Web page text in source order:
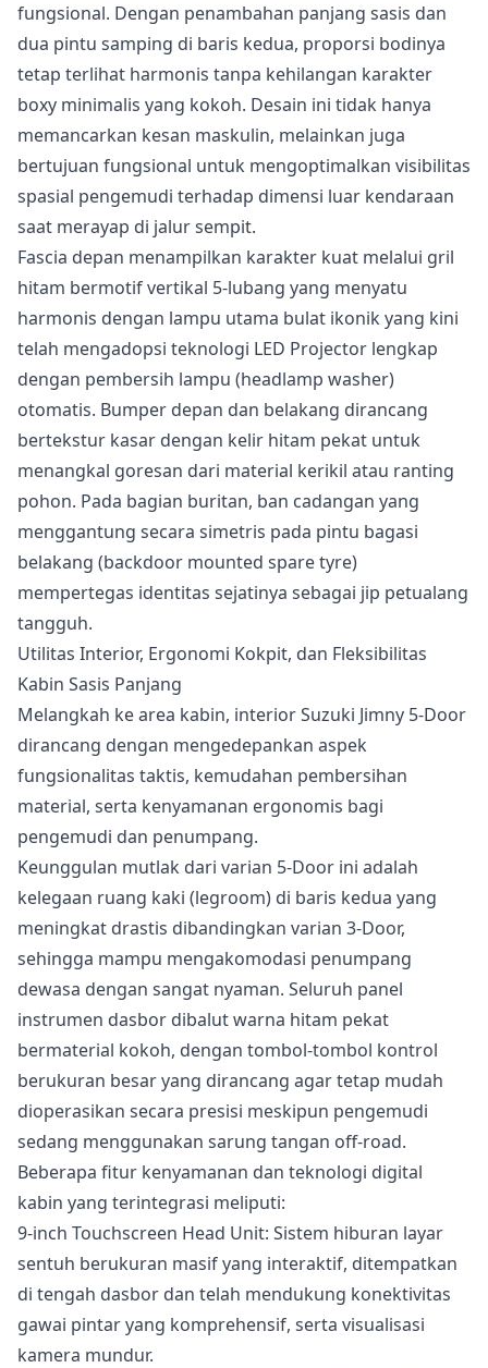
fungsional. Dengan penambahan panjang sasis dan
dua pintu samping di baris kedua, proporsi bodinya
tetap terlihat harmonis tanpa kehilangan karakter
boxy minimalis yang kokoh. Desain ini tidak hanya
memancarkan kesan maskulin, melainkan juga
bertujuan fungsional untuk mengoptimalkan visibilitas
spasial pengemudi terhadap dimensi luar kendaraan
saat merayap di jalur sempit.
Fascia depan menampilkan karakter kuat melalui gril
hitam bermotif vertikal 5-lubang yang menyatu
harmonis dengan lampu utama bulat ikonik yang kini
telah mengadopsi teknologi LED Projector lengkap
dengan pembersih lampu (headlamp washer)
otomatis. Bumper depan dan belakang dirancang
bertekstur kasar dengan kelir hitam pekat untuk
menangkal goresan dari material kerikil atau ranting
pohon. Pada bagian buritan, ban cadangan yang
menggantung secara simetris pada pintu bagasi
belakang (backdoor mounted spare tyre)
mempertegas identitas sejatinya sebagai jip petualang
tangguh.
Utilitas Interior, Ergonomi Kokpit, dan Fleksibilitas
Kabin Sasis Panjang
Melangkah ke area kabin, interior Suzuki Jimny 5-Door
dirancang dengan mengedepankan aspek
fungsionalitas taktis, kemudahan pembersihan
material, serta kenyamanan ergonomis bagi
pengemudi dan penumpang.
Keunggulan mutlak dari varian 5-Door ini adalah
kelegaan ruang kaki (legroom) di baris kedua yang
meningkat drastis dibandingkan varian 3-Door,
sehingga mampu mengakomodasi penumpang
dewasa dengan sangat nyaman. Seluruh panel
instrumen dasbor dibalut warna hitam pekat
bermaterial kokoh, dengan tombol-tombol kontrol
berukuran besar yang dirancang agar tetap mudah
dioperasikan secara presisi meskipun pengemudi
sedang menggunakan sarung tangan off-road.
Beberapa fitur kenyamanan dan teknologi digital
kabin yang terintegrasi meliputi:
9-inch Touchscreen Head Unit: Sistem hiburan layar
sentuh berukuran masif yang interaktif, ditempatkan
di tengah dasbor dan telah mendukung konektivitas
gawai pintar yang komprehensif, serta visualisasi
kamera mundur.